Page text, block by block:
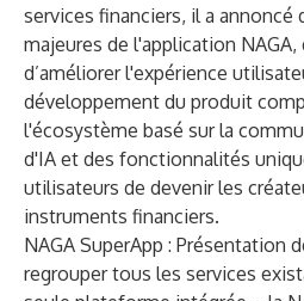
services financiers, il a annoncé
majeures de l'application
d’améliorer l'expérience
développement du produit
l'écosystème basé sur la
d'IA et des fonctionnalités
utilisateurs de devenir les
instruments financiers.
NAGA SuperApp : Présentation
regrouper tous les services